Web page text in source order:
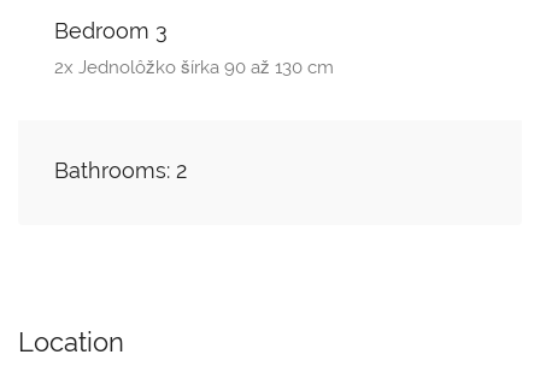
Bedroom 3
2x Jednolôžko šírka 90 až 130 cm
Bathrooms: 2
Location